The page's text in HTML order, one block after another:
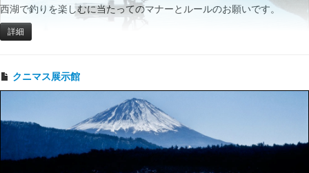
西湖で釣りを楽しむに当たってのマナーとルールのお願いです。
詳細
クニマス展示館